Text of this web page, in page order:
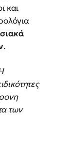
και
.
των